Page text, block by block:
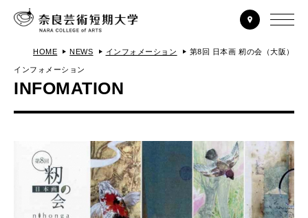
HOME NEWS インフォメーション 第8回 日本画 籾の会（大阪）
インフォメーション
INFOMATION